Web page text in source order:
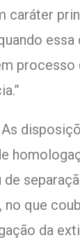
caráter
processo
As
no que
da